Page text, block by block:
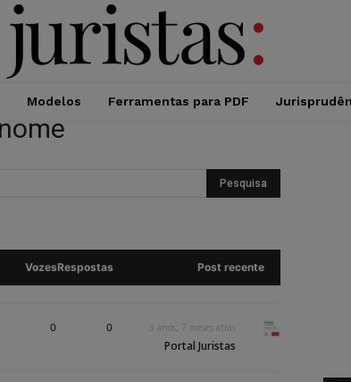
Modelos Ferramentas para PDF
VozesRespostas Post recente
0 0 3 anos, 7 meses atrás
Portal Juristas